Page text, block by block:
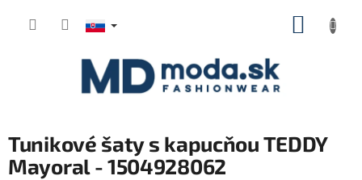
Tunikové šaty s kapucňou TEDDY
Mayoral - 1504928062